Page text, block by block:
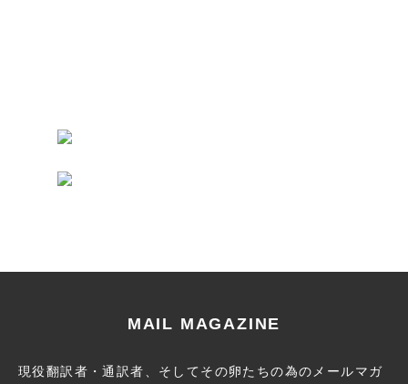
MAIL MAGAZINE
現役翻訳者・通訳者、そしてその卵たちの為のメールマガ